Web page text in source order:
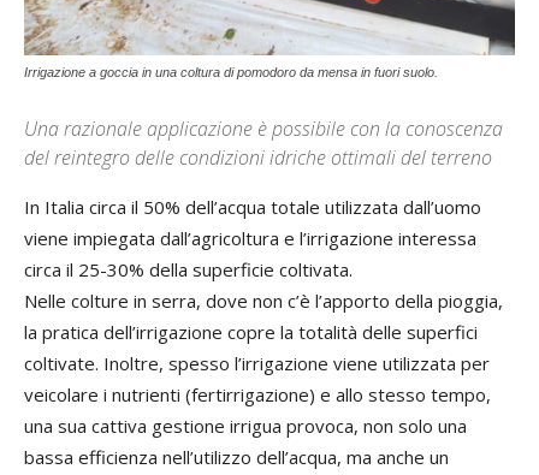
Irrigazione a goccia in una coltura di pomodoro da mensa in fuori suolo.
Una razionale applicazione è possibile con la conoscenza
del reintegro delle condizioni idriche ottimali del terreno
In Italia circa il 50% dell’acqua totale utilizzata dall’uomo
viene impiegata dall’agricoltura e l’irrigazione interessa
circa il 25-30% della superficie coltivata.
Nelle colture in serra, dove non c’è l’apporto della pioggia,
la pratica dell’irrigazione copre la totalità delle superfici
coltivate. Inoltre, spesso l’irrigazione viene utilizzata per
veicolare i nutrienti (fertirrigazione) e allo stesso tempo,
una sua cattiva gestione irrigua provoca, non solo una
bassa efficienza nell’utilizzo dell’acqua, ma anche un